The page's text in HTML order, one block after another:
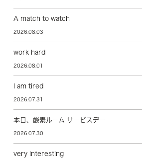
A match to watch
2026.08.03
work hard
2026.08.01
I am tired
2026.07.31
本日、酸素ルーム サービスデー
2026.07.30
very interesting